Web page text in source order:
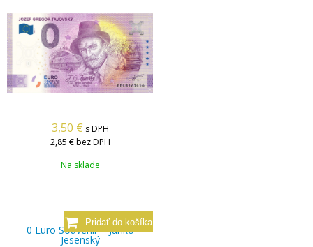
3,50 € s DPH
2,85 € bez DPH
Na sklade
0 Euro Souvenir – Janko
Jesenský